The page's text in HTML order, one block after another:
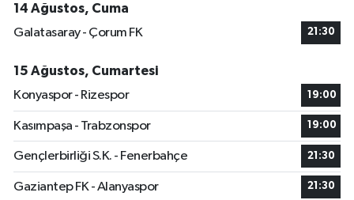
14 Ağustos, Cuma
Galatasaray - Çorum FK
21:30
15 Ağustos, Cumartesi
Konyaspor - Rizespor
19:00
Kasımpaşa - Trabzonspor 19:00
Gençlerbirliği S.K. - Fenerbahçe 21:30
Gaziantep FK - Alanyaspor 21:30